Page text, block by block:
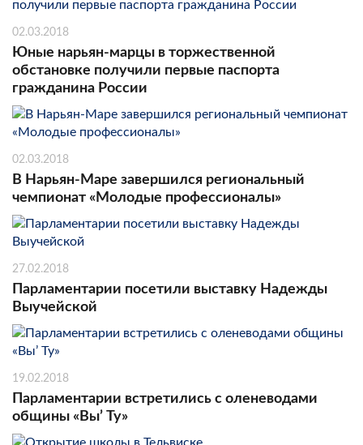
02.03.2018
Юные нарьян-марцы в торжественной
обстановке получили первые паспорта
гражданина России
02.03.2018
В Нарьян-Маре завершился региональный
чемпионат «Молодые профессионалы»
27.02.2018
Парламентарии посетили выставку Надежды
Выучейской
19.02.2018
Парламентарии встретились с оленеводами
общины «Вы’ Ту»